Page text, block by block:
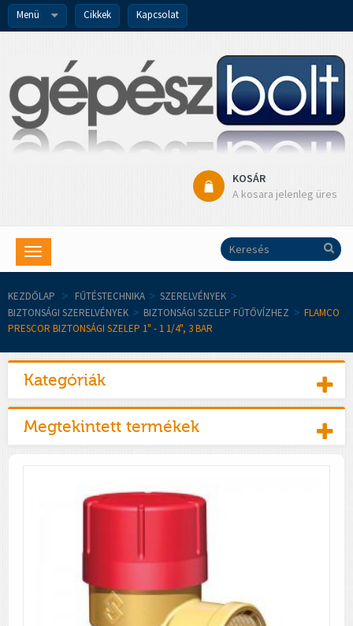
Menü Cikkek Kapcsolat
KOSÁR
A kosara jelenleg üres
Toggle
navigation
KEZDŐLAP > FŰTÉSTECHNIKA > SZERELVÉNYEK >
BIZTONSÁGI SZERELVÉNYEK > BIZTONSÁGI SZELEP FŰTŐVÍZHEZ > FLAMCO
PRESCOR BIZTONSÁGI SZELEP 1" - 1 1/4", 3 BAR
Kategóriák
Megtekintett termékek